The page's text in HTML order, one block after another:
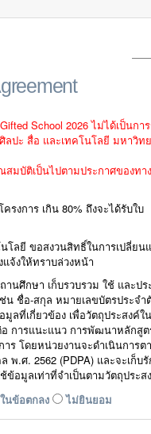
School 2026 ไม่ได้เป็นกา
ลปะ สื่อ และเทคโนโลยี มหาวิท
มบัติเป็นไปตามประกาศของทาง
รงการ เกิน 80% ถึงจะได้รับใบ
โลยี ขอสงวนสิทธิ์ในการเปลี่ยน
จ้งให้ทราบล่วงหน้า
นศึกษา เก็บรวบรวม ใช้ และป
น ชื่อ-สกุล หมายเลขบัตรประจำ
ลที่เกี่ยวข้อง เพื่อวัตถุประสงค์ใ
การแนะแนว การพัฒนาหลักสูต
ร โดยหน่วยงานจะดำเนินการต
.ศ. 2562 (PDPA) และจะเก็บ
ข้อมูลเท่าที่จำเป็นตามวัตถุประ
นข้อตกลง
ไม่ยินยอม